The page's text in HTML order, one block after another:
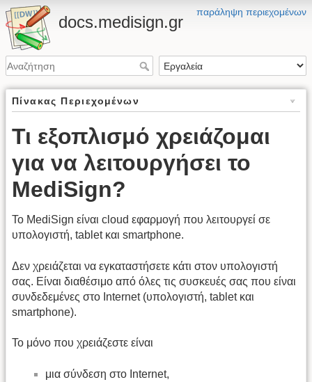
παράληψη περιεχομένων
docs.medisign.gr
Πίνακας Περιεχομένων
Τι εξοπλισμό χρειάζομαι
για να λειτουργήσει το
MediSign?
Το MediSign είναι cloud εφαρμογή που λειτουργεί σε
υπολογιστή, tablet και smartphone.
Δεν χρειάζεται να εγκαταστήσετε κάτι στον υπολογιστή
σας. Είναι διαθέσιμο από όλες τις συσκευές σας που είναι
συνδεδεμένες στο Internet (υπολογιστή, tablet και
smartphone).
Το μόνο που χρειάζεστε είναι
μια σύνδεση στο Internet,